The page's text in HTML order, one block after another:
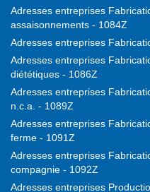
Adresses entreprises
assaisonnements - 1084Z
Adresses entreprises
Adresses entreprises
diététiques - 1086Z
Adresses entreprises
n.c.a. - 1089Z
Adresses entreprises
ferme - 1091Z
Adresses entreprises
compagnie - 1092Z
Adresses entreprises